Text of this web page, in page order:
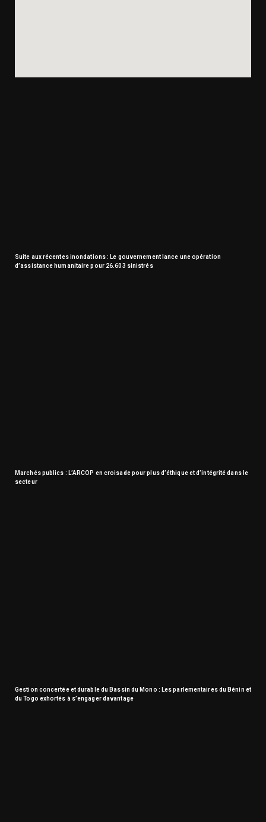
Suite aux récentes inondations : Le gouvernement lance une opération
d’assistance humanitaire pour 26.603 sinistrés
Marchés publics : L’ARCOP en croisade pour plus d’éthique et d’intégrité dans le
secteur
Gestion concertée et durable du Bassin du Mono : Les parlementaires du Bénin et
du Togo exhortés à s’engager davantage